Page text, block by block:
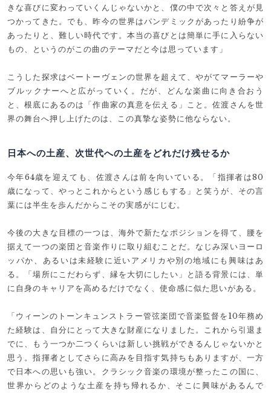
きな喜びに変わっていくんじゃないかと、僕の中で次々と答えが見
つかってきた。でも、昨今の世界はパンデミックがあったり紛争が
あったりと、難しい時代です。本当の喜びとは簡単に手に入らない
もの、というのがこの曲のテーマだと今は思っています」
こうした探求はベートーヴェンの世界を超えて、やがてマーラーや
ブルックナーへと広がっていく。だが、どんな楽曲に向き合おう
と、根底にあるのは「作曲家の真意を伝える」こと。佐渡さんを世
界の舞台へ押し上げたのは、この真摯な姿勢に他ならない。
日本への土産、次世代への土産をどれだけ残せるか
今年64歳を迎えても、佐渡さんは前を向いている。「指揮者は80
歳になって、やっとこれからという感じもする」と笑うが、その言
葉には半生を歩んだからこその実感がにじむ。
今後の大きな目標の一つは、海外で新たなポジションを得て、腰を
据えて一つの楽団と音楽作りに取り組むことだ。なじみ深いヨーロ
ッパか、あるいは未経験に近いアメリカや別の地域にも興味はあ
る。「場所にこだわらず、縁を大切にしたい」と語る背景には、単
に自身のキャリアを高めるだけでなく、使命感に似た思いがある。
「ウィーンのトーンキュンストラー管弦楽団で音楽監督を10年務め
た経験は、自分にとって大きな財産になりました。これから引退ま
でに、もう一つか二つくらいは新しい挑戦ができるんじゃないかと
思う。指揮者としてさらに高みを目指す気持ちもありますが、一方
で日本への思いも強い。クラシック音楽の環境が整ったこの国に、
世界からどのような土産を持ち帰れるか、そこに興味があるんで